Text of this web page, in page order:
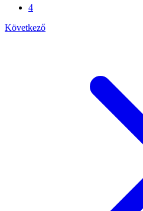
4
Következő